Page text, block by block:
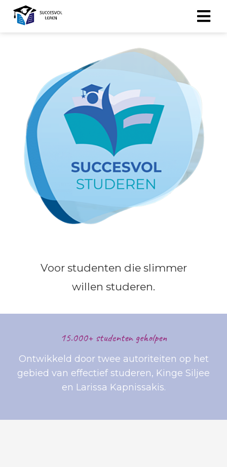
Voor studenten die slimmer
willen studeren.
15.000+ studenten geholpen
Ontwikkeld door twee autoriteiten op het
gebied van effectief studeren, Kinge Siljee
en Larissa Kapnissakis.